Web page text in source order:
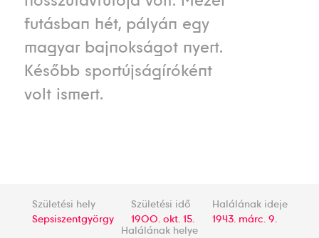
futásban hét, pályán egy
magyar bajnokságot nyert.
Később sportújságíróként
volt ismert.
Születési hely
Sepsiszentgyörgy
Születési idő
1900. okt. 15.
Halálának ideje
1943. márc. 9.
Halálának helye